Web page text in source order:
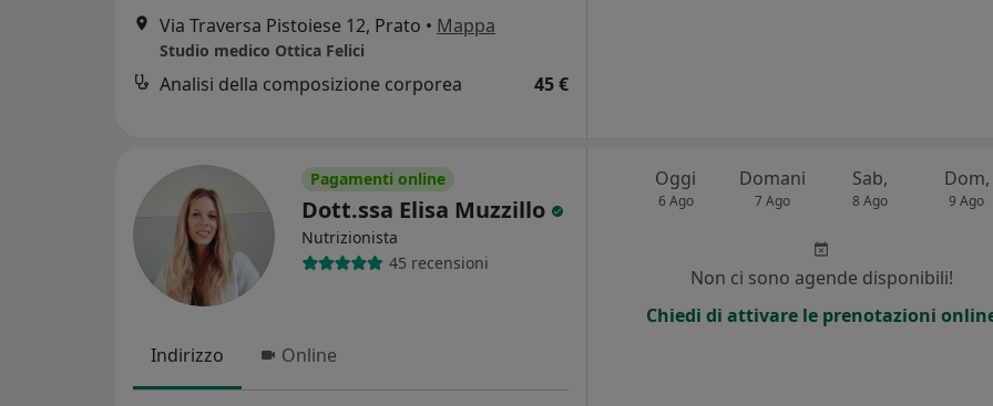
Via Traversa Pistoiese 12, Prato • Mappa
Studio medico Ottica Felici
Analisi della composizione corporea 45 €
Pagamenti online
Dott.ssa Elisa Muzzillo
Nutrizionista
45 recensioni
Indirizzo Online
Oggi
6 Ago
Domani
7 Ago
Sab,
8 Ago
Dom,
9 Ago
Non ci sono agende disponibili!
Chiedi di attivare le prenotazioni